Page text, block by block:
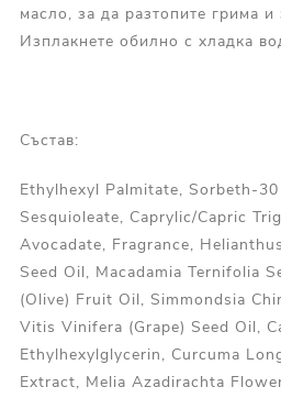
масло, за да разтопите грима и
Изплакнете обилно с хладка
Състав:
Ethylhexyl Palmitate, Sorbeth-
Sesquioleate, Caprylic/Capric
Avocadate, Fragrance,
Seed Oil, Macadamia Ternifolia
(Olive) Fruit Oil, Simmondsia
Vitis Vinifera (Grape) Seed Oil,
Ethylhexylglycerin, Curcuma
Extract, Melia Azadirachta